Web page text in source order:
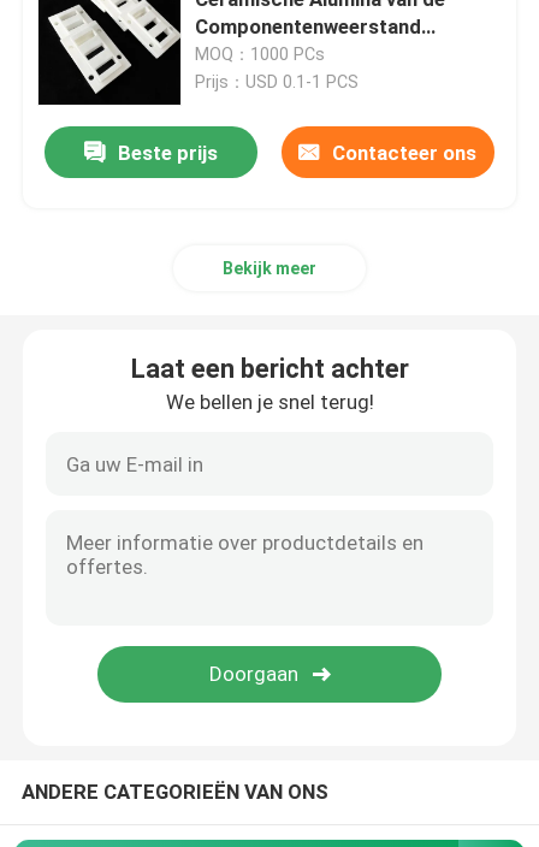
Ceramisch aluminiumoxyde
Ceramisch steatiet
Alumina ceramische plaat
Alumina Ceramische Isolatie
Componentenweerstand
Douanedelen Op hoge
temperatuur
MOQ：1000 PCs
Prijs：USD 0.1-1 PCS
Beste prijs Contacteer ons
Bekijk meer
Laat een bericht achter
We bellen je snel terug!
ANDERE CATEGORIEËN VAN ONS